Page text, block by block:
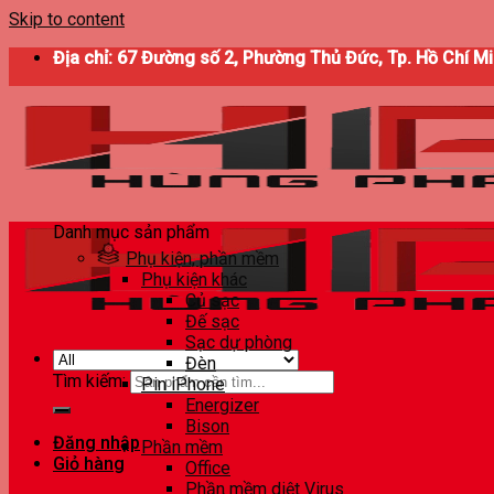
Skip to content
Địa chỉ: 67 Đường số 2, Phường Thủ Đức, Tp. Hồ Chí
Tìm kiếm:
Đăng nhập
Giỏ hàng
Danh mục sản phẩm
Phụ kiện, phần mềm
Phụ kiện khác
Củ sạc
Đế sạc
Sạc dự phòng
Đèn
Pin iPhone
Energizer
Bison
Phần mềm
Office
Phần mềm diệt Virus